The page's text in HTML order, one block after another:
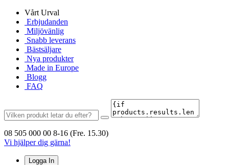
Vårt Urval
Erbjudanden
Miljövänlig
Snabb leverans
Bästsäljare
Nya produkter
Made in Europe
Blogg
FAQ
08 505 000 00 8-16 (Fre. 15.30)
Vi hjälper dig gärna!
Logga In